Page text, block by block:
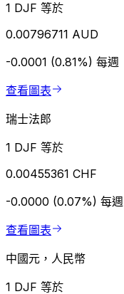
1 DJF 等於
0.00796711 AUD
-0.0001 (0.81%) 每週
查看圖表
瑞士法郎
1 DJF 等於
0.00455361 CHF
-0.0000 (0.07%) 每週
查看圖表
中國元，人民幣
1 DJF 等於